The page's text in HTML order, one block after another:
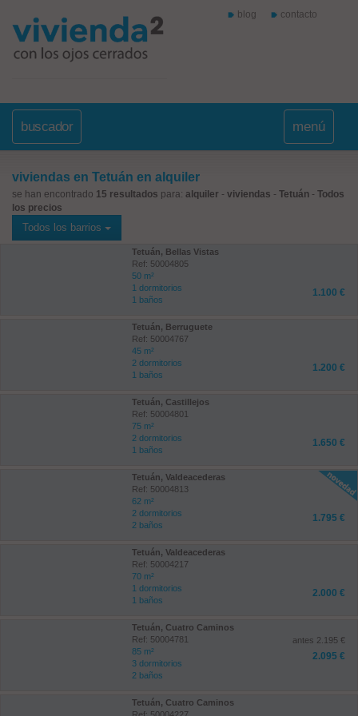
blog contacto
buscador menú
viviendas en Tetuán en alquiler
se han encontrado 15 resultados para: alquiler - viviendas - Tetuán - Todos
los precios
Todos los barrios
Tetuán, Bellas Vistas
Ref: 50004805
50 m²
1 dormitorios
1 baños
1.100 €
Tetuán, Berruguete
Ref: 50004767
45 m²
2 dormitorios
1 baños
1.200 €
Tetuán, Castillejos
Ref: 50004801
75 m²
2 dormitorios
1 baños
1.650 €
Tetuán, Valdeacederas
Ref: 50004813
62 m²
2 dormitorios
2 baños
1.795 €
Tetuán, Valdeacederas
Ref: 50004217
70 m²
1 dormitorios
1 baños
2.000 €
Tetuán, Cuatro Caminos
Ref: 50004781
85 m²
3 dormitorios
2 baños
antes 2.195 €
2.095 €
Tetuán, Cuatro Caminos